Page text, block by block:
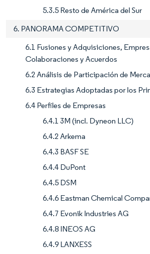
5.3.5 Resto de América del Sur
6. PANORAMA COMPETITIVO
6.1 Fusiones y Adquisiciones,
Colaboraciones y Acuerdos
6.2 Análisis de Participación de
6.3 Estrategias Adoptadas por los
6.4 Perfiles de Empresas
6.4.1 3M (incl. Dyneon LLC)
6.4.2 Arkema
6.4.3 BASF SE
6.4.4 DuPont
6.4.5 DSM
6.4.6 Eastman Chemical
6.4.7 Evonik Industries AG
6.4.8 INEOS AG
6.4.9 LANXESS